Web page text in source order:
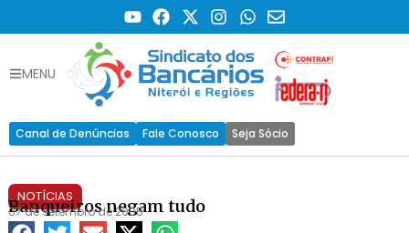
MENU
Canal de Denúncias Fale Conosco Seja Sócio
NOTÍCIAS
Banqueiros negam tudo
07 de setembro de 2005